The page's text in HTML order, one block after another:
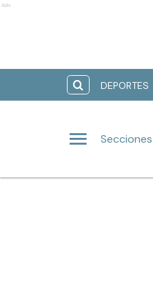
Ads
DEPORTES
Secciones